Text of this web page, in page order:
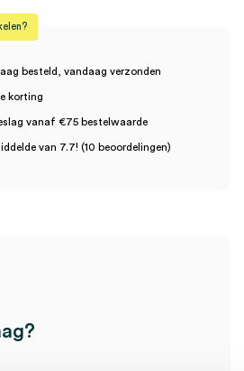
steriel
te beoordelen
besteld, vandaag verzonden
korting
vanaf €75 bestelwaarde
van 7.7! (10 beoordelingen)